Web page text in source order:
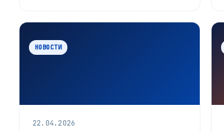
НОВОСТИ
22.04.2026